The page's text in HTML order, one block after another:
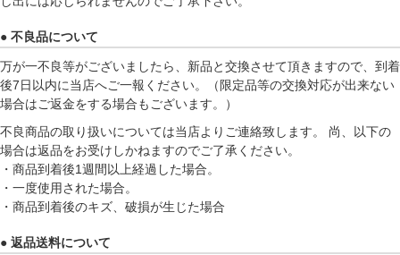
● 不良品について
万が一不良等がございましたら、新品と交換させて頂きますので、到着
後7日以内に当店へご一報ください。（限定品等の交換対応が出来ない
場合はご返金をする場合もございます。）
不良商品の取り扱いについては当店よりご連絡致します。 尚、以下の
場合は返品をお受けしかねますのでご了承ください。
・商品到着後1週間以上経過した場合。
・一度使用された場合。
・商品到着後のキズ、破損が生じた場合
● 返品送料について